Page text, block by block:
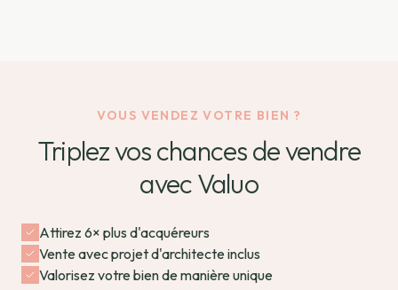
VOUS VENDEZ VOTRE BIEN ?
Triplez vos chances de vendre
avec Valuo
Attirez 6× plus d'acquéreurs
Vente avec projet d'architecte inclus
Valorisez votre bien de manière unique